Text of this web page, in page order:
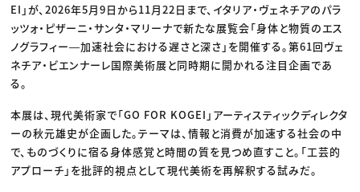
EI」が、2026年5月9日から11月22日まで、イタリア・ヴェネチアのパラ
ッツォ・ピザーニ・サンタ・マリーナで新たな展覧会「身体と物質のエス
ノグラフィー―加速社会における遅さと深さ」を開催する。第61回ヴェ
ネチア・ビエンナーレ国際美術展と同時期に開かれる注目企画であ
る。
本展は、現代美術家で「GO FOR KOGEI」アーティスティックディレクタ
ーの秋元雄史が企画した。テーマは、情報と消費が加速する社会の中
で、ものづくりに宿る身体感覚と時間の質を見つめ直すこと。「工芸的
アプローチ」を批評的視点として現代美術を再解釈する試みだ。